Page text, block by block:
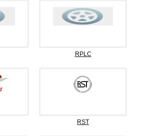
RPLC
RST